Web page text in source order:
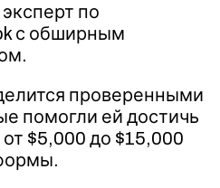
по
с обширным
проверенными
помогли ей достичь
$5,000 до $15,000